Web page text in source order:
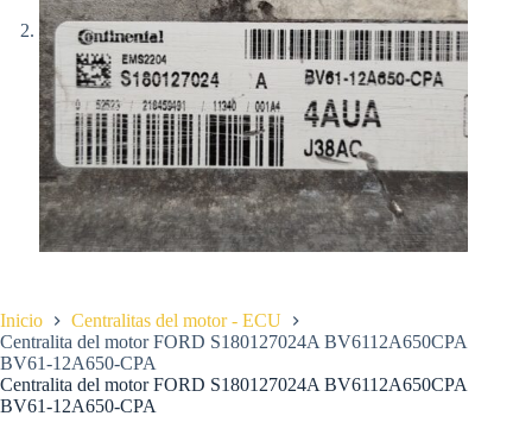
Inicio
Centralitas del motor - ECU
Centralita del motor FORD S180127024A BV6112A650CPA
BV61-12A650-CPA
Centralita del motor FORD S180127024A BV6112A650CPA
BV61-12A650-CPA